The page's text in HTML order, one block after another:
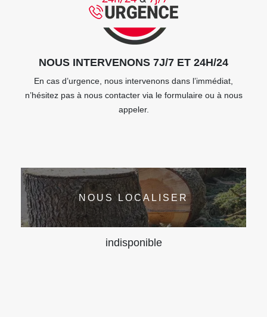
NOUS INTERVENONS 7J/7 ET 24H/24
En cas d’urgence, nous intervenons dans l’immédiat,
n’hésitez pas à nous contacter via le formulaire ou à nous
appeler.
NOUS LOCALISER
indisponible